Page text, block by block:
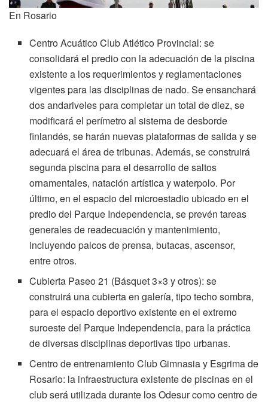
En Rosario
Centro Acuático Club Atlético Provincial: se
consolidará el predio con la adecuación de la piscina
existente a los requerimientos y reglamentaciones
vigentes para las disciplinas de nado. Se ensanchará
dos andariveles para completar un total de diez, se
modificará el perímetro al sistema de desborde
finlandés, se harán nuevas plataformas de salida y se
adecuará el área de tribunas. Además, se construirá
segunda piscina para el desarrollo de saltos
ornamentales, natación artística y waterpolo. Por
último, en el espacio del microestadio ubicado en el
predio del Parque Independencia, se prevén tareas
generales de readecuación y mantenimiento,
incluyendo palcos de prensa, butacas, ascensor,
entre otros.
Cubierta Paseo 21 (Básquet 3×3 y otros): se
construirá una cubierta en galería, tipo techo sombra,
para el espacio deportivo existente en el extremo
suroeste del Parque Independencia, para la práctica
de diversas disciplinas deportivas tipo urbanas.
Centro de entrenamiento Club Gimnasia y Esgrima de
Rosario: la infraestructura existente de piscinas en el
club será utilizada durante los Odesur como centro de